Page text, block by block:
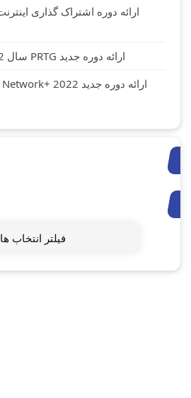
ارائه دوره جدید PRTG سال 2022 به کاربران قدیمی
فیلتر انتخاب ها